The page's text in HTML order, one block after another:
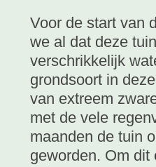
Voor de start van
we al dat deze
verschrikkelijk
grondsoort in
van extreem
met de vele
maanden de tuin
geworden. Om dit